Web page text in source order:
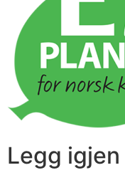
Legg